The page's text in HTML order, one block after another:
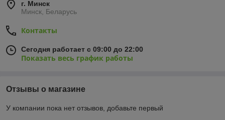
г. Минск
Минск, Беларусь
Контакты
Сегодня работает с 09:00 до 22:00
Показать весь график работы
Отзывы о магазине
У компании пока нет отзывов, добавьте первый